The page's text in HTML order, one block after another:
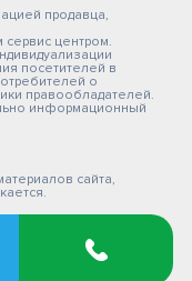
продавца,
центром.
посетителей в
о
правообладателей.
информационный
сайта,